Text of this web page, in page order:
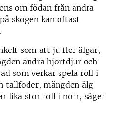
om födan från andra
skogen kan oftast
som att ju fler älgar,
andra hjortdjur och
som verkar spela roll i
tallfoder, mängden älg
lika stor roll i norr, säger